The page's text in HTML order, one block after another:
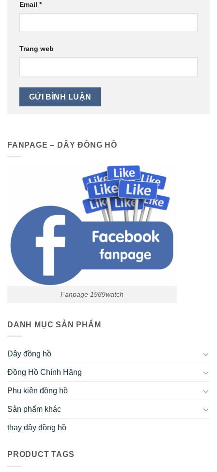
Email *
Trang web
FANPAGE – DÂY ĐỒNG HỒ
Fanpage 1989watch
DANH MỤC SẢN PHẨM
Dây đồng hồ
Đồng Hồ Chính Hãng
Phụ kiện đồng hồ
Sản phẩm khác
thay dây đồng hồ
PRODUCT TAGS